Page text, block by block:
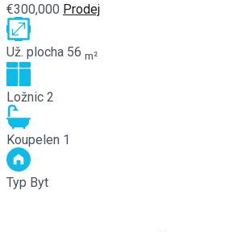
€300,000 Prodej
Už. plocha 56 m²
Ložnic 2
Koupelen 1
Typ Byt